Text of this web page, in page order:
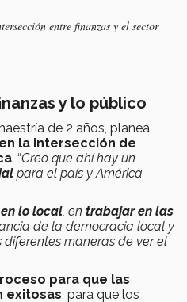
entre finanzas y el sector
y lo público
de 2 años, planea
la intersección de
. “Creo que ahí hay un
para el país y América
lo local, en trabajar en las
de la democracia local y
diferentes maneras de ver el
para que las
exitosas, para que los